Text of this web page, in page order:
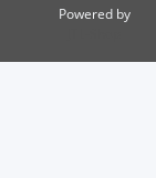
Powered by